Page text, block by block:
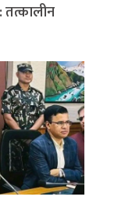
तत्कालीन